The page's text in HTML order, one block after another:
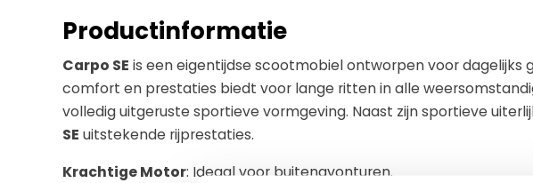
Productinformatie
Carpo SE is een eigentijdse scootmobiel ontworpen voor dagelijks
comfort en prestaties biedt voor lange ritten in alle
volledig uitgeruste sportieve vormgeving. Naast zijn sportieve
SE uitstekende rijprestaties.
Krachtige Motor: Ideaal voor buitenavonturen.